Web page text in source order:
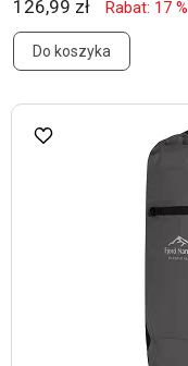
126,99 zł Rabat: 17 %
Do koszyka